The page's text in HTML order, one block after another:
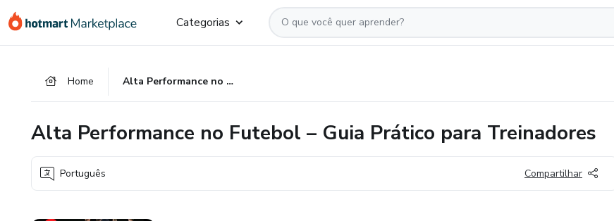
para
para
para
Categorias
Home Alta Performance no Futebol – Guia Prático para Treinadores
Alta Performance no Futebol – Guia Prático para Treinadores
Português Compartilhar